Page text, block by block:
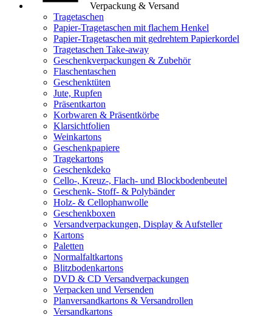
Verpackung & Versand
Tragetaschen
Papier-Tragetaschen mit flachem Henkel
Papier-Tragetaschen mit gedrehtem Papierkordel
Tragetaschen Take-away
Geschenkverpackungen & Zubehör
Flaschentaschen
Geschenktüten
Jute, Rupfen
Präsentkarton
Korbwaren & Präsentkörbe
Klarsichtfolien
Weinkartons
Geschenkpapiere
Tragekartons
Geschenkdeko
Cello-, Kreuz-, Flach- und Blockbodenbeutel
Geschenk- Stoff- & Polybänder
Holz- & Cellophanwolle
Geschenkboxen
Versandverpackungen, Display & Aufsteller
Kartons
Paletten
Normalfaltkartons
Blitzbodenkartons
DVD & CD Versandverpackungen
Verpacken und Versenden
Planversandkartons & Versandrollen
Versandkartons